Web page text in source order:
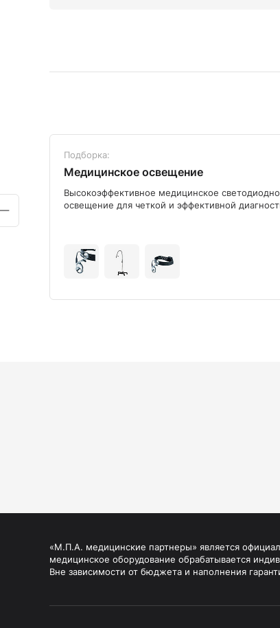
Подборка:
Медицинское освещение
Высокоэффективное медицинское
освещение для четкой и эффективной
«М.П.А. медицинские партнеры» является
медицинское оборудование обрабатывается
Вне зависимости от бюджета и наполнения